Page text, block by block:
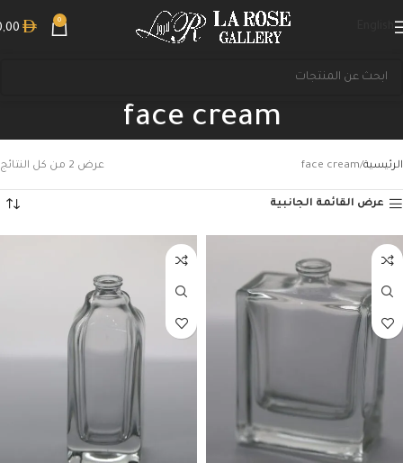
0
face cream
الرئيسية face cream عرض ⁦2⁩ من كل النتائج
عرض القائمة الجانبية